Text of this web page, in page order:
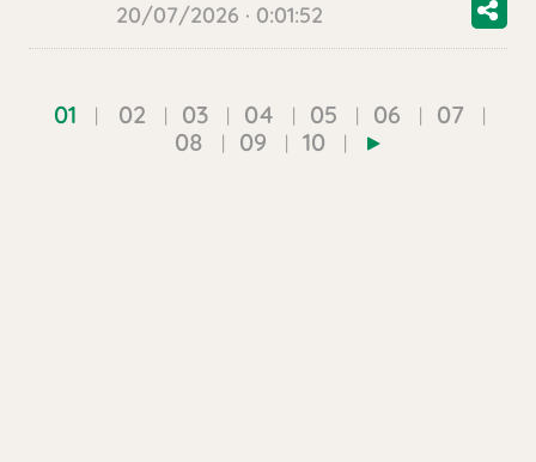
20/07/2026 · 0:01:52
01 02 03 04 05 06
07
08
09 10